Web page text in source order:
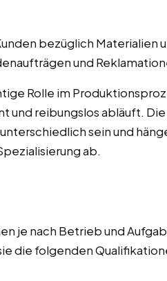
bezüglich Materialien
und
Rolle im
und reibungslos abläuft.
sein und
ab.
je nach Betrieb und
die folgenden